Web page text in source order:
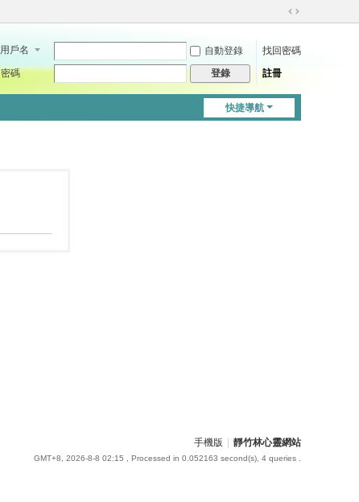
切
到
用戶名 自動登錄
找回密碼
密碼
登錄 註冊
快捷導航
手機版 靜竹林心靈網站
GMT+8, 2026-8-8 02:15 , Processed in 0.052163 second(s), 4 queries .